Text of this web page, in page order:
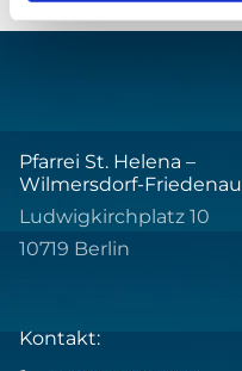
Pfarrei St. Helena –
Wilmersdorf-Friedenau
Ludwigkirchplatz 10
10719 Berlin
Kontakt: